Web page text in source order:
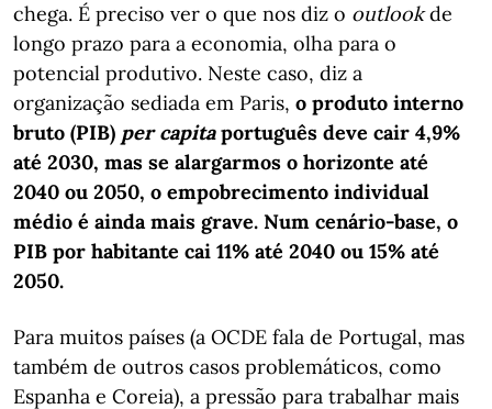
chega. É preciso ver o que nos diz o outlookde
longo prazo para a economia, olha para o
potencial produtivo. Neste caso, diz a
organização sediada em Paris, o produto interno
bruto (PIB) per capitaportuguês deve cair 4,9%
até 2030, mas se alargarmos o horizonte até
2040 ou 2050, o empobrecimento individual
médio é ainda mais grave. Num cenário-base, o
PIB por habitante cai 11% até 2040 ou 15% até
2050.
Para muitos países (a OCDE fala de Portugal, mas
também de outros casos problemáticos, como
Espanha e Coreia), a pressão para trabalhar mais